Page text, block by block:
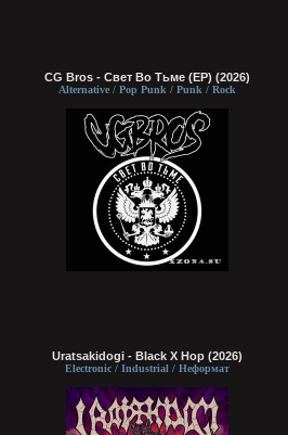
CG Bros - Свет Во Тьме (EP) (2026)
Alternative / Pop Punk / Punk / Rock
Uratsakidogi - Black X Hop (2026)
Electronic / Industrial / Неформат